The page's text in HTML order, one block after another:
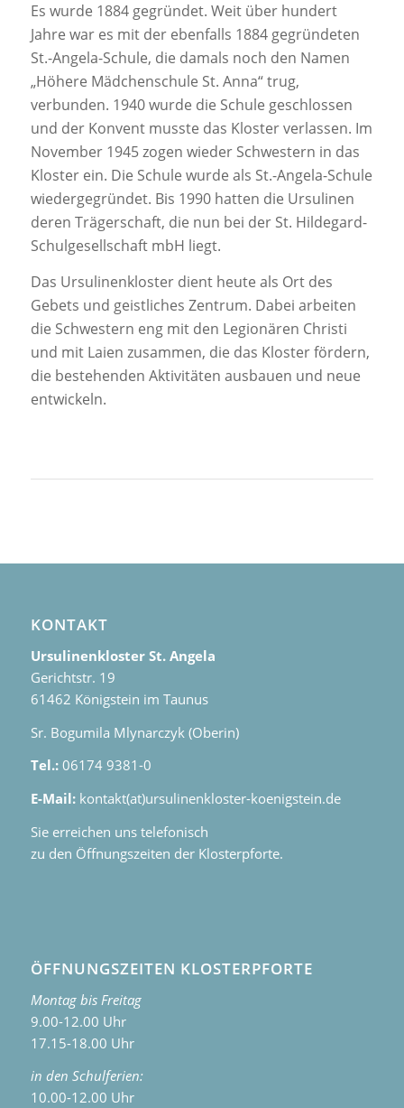
Es wurde 1884 gegründet. Weit über hundert
Jahre war es mit der ebenfalls 1884 gegründeten
St.-Angela-Schule, die damals noch den Namen
„Höhere Mädchenschule St. Anna“ trug,
verbunden. 1940 wurde die Schule geschlossen
und der Konvent musste das Kloster verlassen. Im
November 1945 zogen wieder Schwestern in das
Kloster ein. Die Schule wurde als St.-Angela-Schule
wiedergegründet. Bis 1990 hatten die Ursulinen
deren Trägerschaft, die nun bei der St. Hildegard-
Schulgesellschaft mbH liegt.
Das Ursulinenkloster dient heute als Ort des
Gebets und geistliches Zentrum. Dabei arbeiten
die Schwestern eng mit den Legionären Christi
und mit Laien zusammen, die das Kloster fördern,
die bestehenden Aktivitäten ausbauen und neue
entwickeln.
KONTAKT
Ursulinenkloster St. Angela
Gerichtstr. 19
61462 Königstein im Taunus
Sr. Bogumila Mlynarczyk (Oberin)
Tel.: 06174 9381-0
E-Mail:kontakt(at)ursulinenkloster-koenigstein.de
Sie erreichen uns telefonisch
zu den Öffnungszeiten der Klosterpforte.
ÖFFNUNGSZEITEN KLOSTERPFORTE
Montag bis Freitag
9.00-12.00 Uhr
17.15-18.00 Uhr
in den Schulferien:
10.00-12.00 Uhr